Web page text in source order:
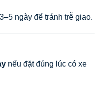
ngày để tránh trễ giao.
nếu đặt đúng lúc có xe